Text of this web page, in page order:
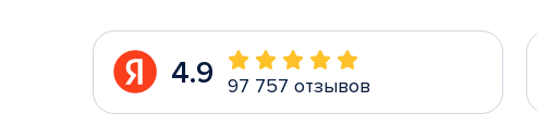
4.9 97 757 отзывов